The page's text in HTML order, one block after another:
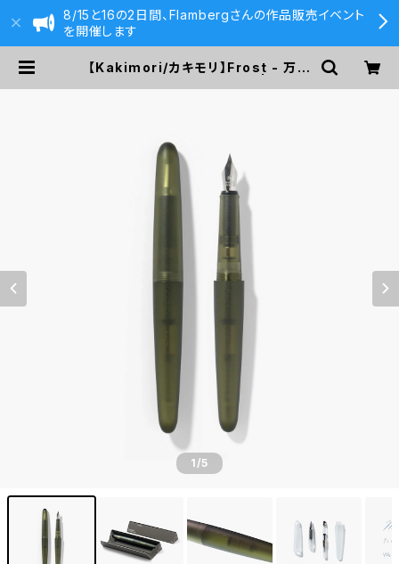
8/15と16の2日間、Flambergさんの作品販売イベント
を開催します
【Kakimori/カキモリ】Frost - 万年
1/5